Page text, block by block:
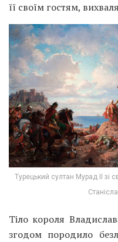
її своїм гостям,
Турецький султан Мурад II зі
Тіло короля
згодом породило